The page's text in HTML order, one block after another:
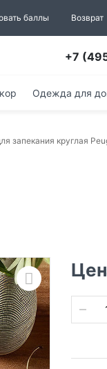
баллы Возврат
+7
Одежда для
запекания круглая